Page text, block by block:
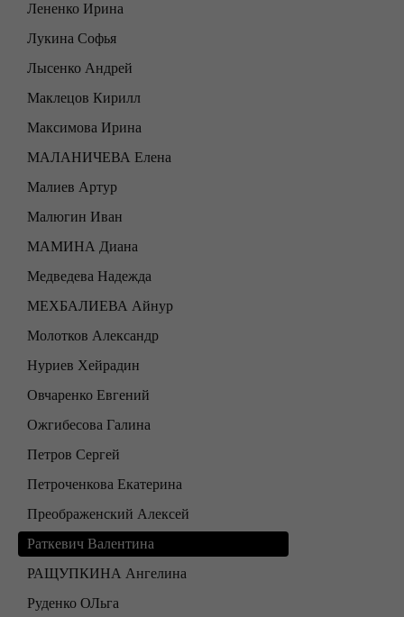
Лененко Ирина
Лукина Софья
Лысенко Андрей
Маклецов Кирилл
Максимова Ирина
МАЛАНИЧЕВА Елена
Малиев Артур
Малюгин Иван
МАМИНА Диана
Медведева Надежда
МЕХБАЛИЕВА Айнур
Молотков Александр
Нуриев Хейрадин
Овчаренко Евгений
Ожгибесова Галина
Петров Сергей
Петроченкова Екатерина
Преображенский Алексей
Раткевич Валентина
РАЩУПКИНА Ангелина
Руденко ОЛьга